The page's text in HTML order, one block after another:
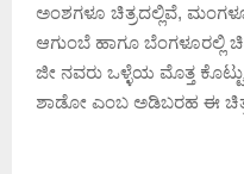
ಅಂಶಗಳೂ ಚಿತ್ರದಲ್ಲಿವೆ,
ಆಗುಂಬೆ ಹಾಗೂ ಬೆಂಗಳೂರಲ್ಲಿ
ಜೀ ನವರು ಒಳ್ಳೆಯ ಮೊತ್ತ
ಶಾಡೋ ಎಂಬ ಅಡಿಬರಹ ಈ